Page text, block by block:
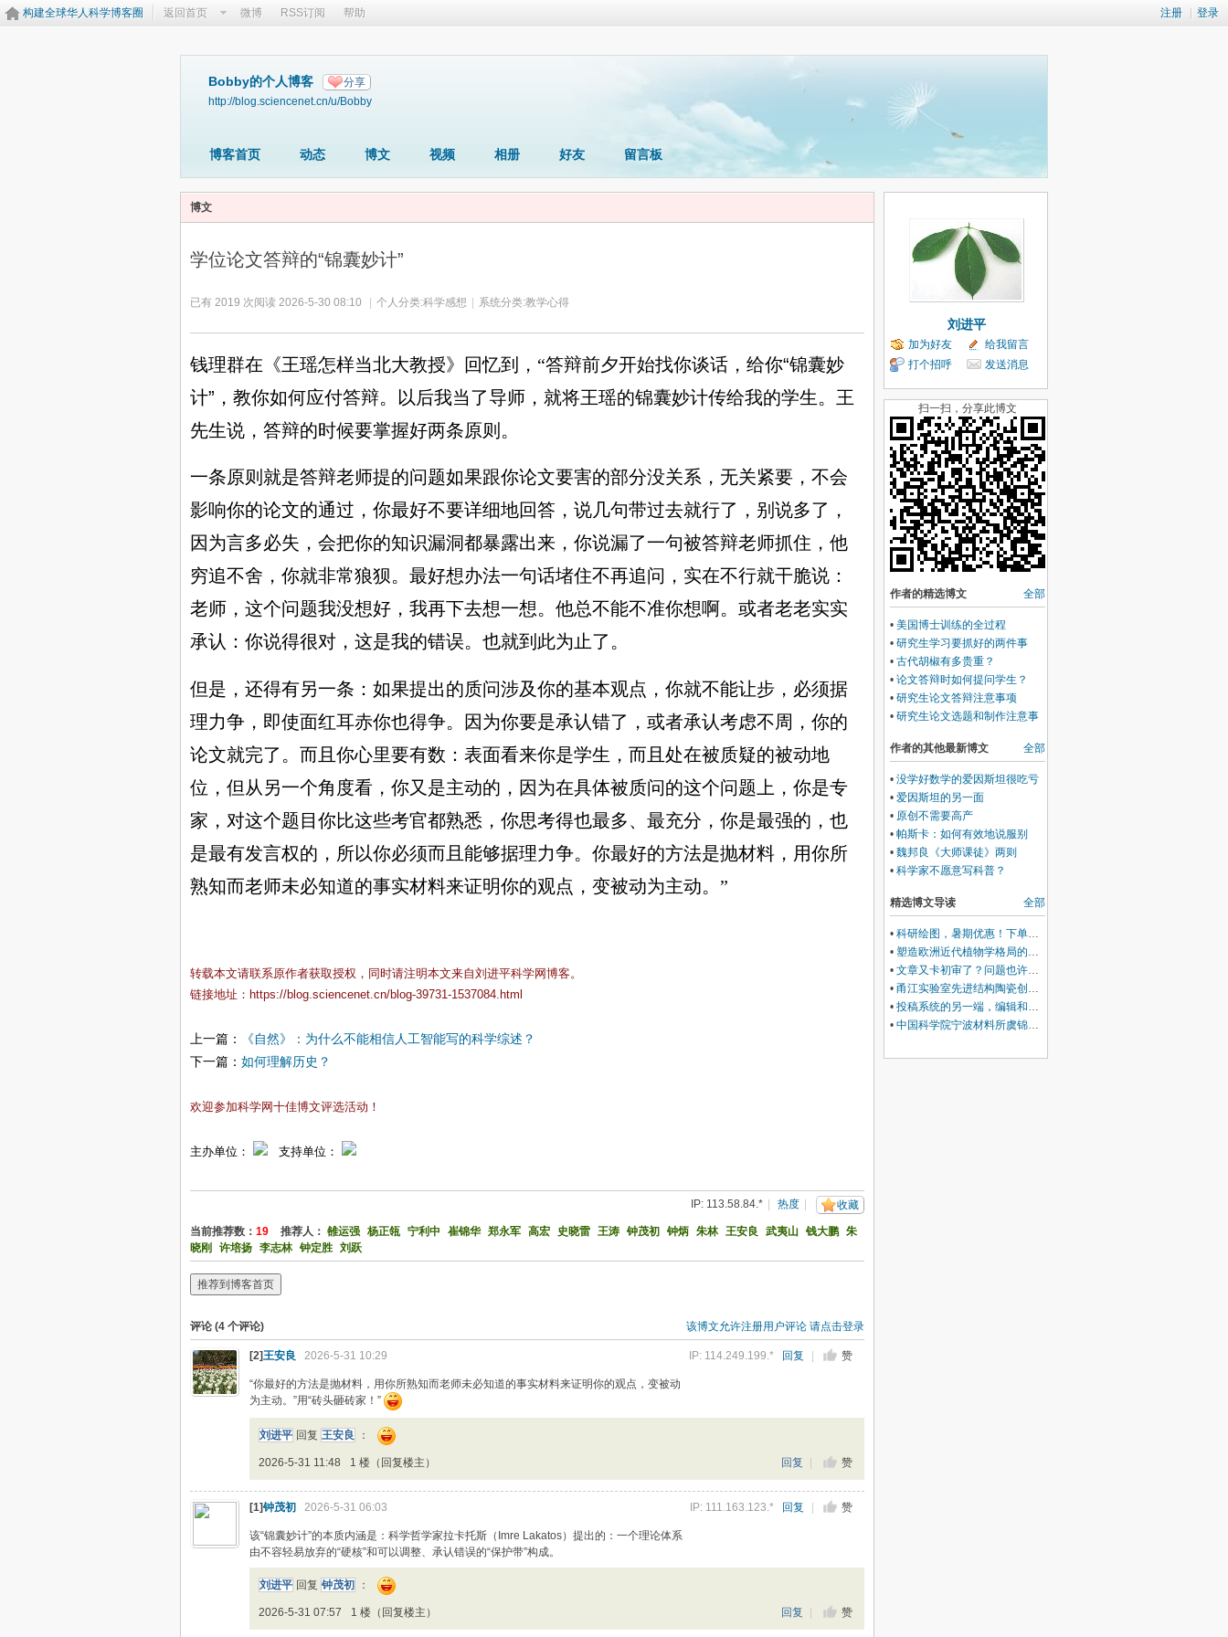
注册 登录
构建全球华人科学博客圈 返回首页 微博 RSS订阅 帮助
Bobby的个人博客 分享
http://blog.sciencenet.cn/u/Bobby
博客首页 动态 博文 视频 相册 好友 留言板
博文
学位论文答辩的“锦囊妙计”
已有 2019 次阅读 2026-5-30 08:10 个人分类:科学感想 系统分类:教学心得
钱理群在《王瑶怎样当北大教授》回忆到，“答辩前夕开始找你谈话，给你“锦囊妙
计” ，教你如何应付答辩。以后我当了导师，就将王瑶的锦囊妙计传给我的学生。王
先生说，答辩的时候要掌握好两条原则。
一条原则就是答辩老师提的问题如果跟你论文要害的部分没关系，无关紧要，不会
影响你的论文的通过，你最好不要详细地回答，说几句带过去就行了，别说多了，
因为言多必失，会把你的知识漏洞都暴露出来，你说漏了一句被答辩老师抓住，他
穷追不舍，你就非常狼狈。最好想办法一句话堵住不再追问，实在不行就干脆说：
老师，这个问题我没想好，我再下去想一想。他总不能不准你想啊。或者老老实实
承认：你说得很对，这是我的错误。也就到此为止了。
但是，还得有另一条：如果提出的质问涉及你的基本观点，你就不能让步，必须据
理力争，即使面红耳赤你也得争。因为你要是承认错了，或者承认考虑不周，你的
论文就完了。而且你心里要有数：表面看来你是学生，而且处在被质疑的被动地
位，但从另一个角度看，你又是主动的，因为在具体被质问的这个问题上，你是专
家，对这个题目你比这些考官都熟悉，你思考得也最多、最充分，你是最强的，也
是最有发言权的，所以你必须而且能够据理力争。你最好的方法是抛材料，用你所
熟知而老师未必知道的事实材料来证明你的观点，变被动为主动。”
转载本文请联系原作者获取授权，同时请注明本文来自刘进平科学网博客。
链接地址： https://blog.sciencenet.cn/blog-39731-1537084.html
上一篇：
《自然》：为什么不能相信人工智能写的科学综述？
下一篇： 如何理解历史？
欢迎参加科学网十佳博文评选活动！
主办单位： 支持单位：
收藏
IP: 113.58.84.* | 热度 |
当前推荐数： 19 推荐人： 雒运强 杨正瓴 宁利中 崔锦华 郑永军 高宏 史晓雷 王涛 钟茂初 钟炳 朱林 王安良 武夷山 钱大鹏 朱
晓刚
许培扬 李志林 钟定胜 刘跃
推荐到博客首页
该博文允许注册用户评论 请点击登录
评论 (4 个评论)
IP: 114.249.199.* 回复 赞
[2]王安良 2026-5-31 10:29
“你最好的方法是抛材料，用你所熟知而老师未必知道的事实材料来证明你的观点，变被动
为主动。”用“砖头砸砖家！”
刘进平 回复 王安良 ：
2026-5-31 11:48 1 楼（回复楼主） 赞
回复
IP: 111.163.123.* 回复 赞
[1]钟茂初 2026-5-31 06:03
该“锦囊妙计”的本质内涵是：科学哲学家拉卡托斯（Imre Lakatos）提出的：一个理论体系
由不容轻易放弃的“硬核”和可以调整、承认错误的“保护带”构成。
刘进平 回复 钟茂初 ：
2026-5-31 07:57 1 楼（回复楼主） 赞
回复
刘进平
加为好友
给我留言
打个招呼
发送消息
扫一扫，分享此博文
全部
作者的精选博文
• 美国博士训练的全过程
• 研究生学习要抓好的两件事
• 古代胡椒有多贵重？
• 论文答辩时如何提问学生？
• 研究生论文答辩注意事项
• 研究生论文选题和制作注意事
全部
作者的其他最新博文
• 没学好数学的爱因斯坦很吃亏
• 爱因斯坦的另一面
• 原创不需要高产
• 帕斯卡：如何有效地说服别
人？
• 魏邦良《大师课徒》两则
• 科学家不愿意写科普？
全部
精选博文导读
• 科研绘图，暑期优惠！下单立减500元
• 塑造欧洲近代植物学格局的马德里皇家植物园里程碑式园长
• 文章又卡初审了？问题也许在Cover Letter上，这份写作指南+模板拿好！
• 甬江实验室先进结构陶瓷创新中心团队综述：室温塑性陶瓷的兴起与研究进展
• 投稿系统的另一端，编辑和审稿人到底在做什么？丨Wiley暑期线上学习营
• 中国科学院宁波材料所虞锦洪: 界面工程实现兼具超高热导率和透波性能的柔性复合薄膜